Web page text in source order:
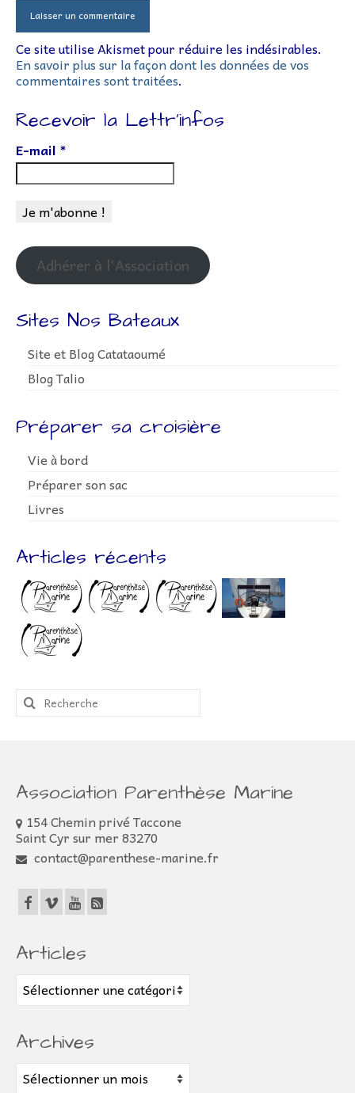
Ce site utilise Akismet pour réduire les indésirables.
En savoir plus sur la façon dont les données de vos
commentaires sont traitées.
Recevoir la Lettr’infos
E-mail *
Adhérer à l'Association
Sites Nos Bateaux
Site et Blog Catataoumé
Blog Talio
Préparer sa croisière
Vie à bord
Préparer son sac
Livres
Articles récents
Rechercher
:
Association Parenthèse Marine
154 Chemin privé Taccone
Saint Cyr sur mer 83270
contact@parenthese-marine.fr
Articles
Articles
Archives
Archives